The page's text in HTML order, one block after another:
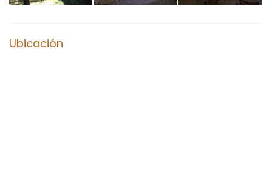
Ubicación